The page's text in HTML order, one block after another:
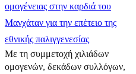
ομογένειας στην καρδιά του
Μανχάταν για την επέτειο της
εθνικής παλιγγενεσίας
Με τη συμμετοχή χιλιάδων
ομογενών, δεκάδων συλλόγων,